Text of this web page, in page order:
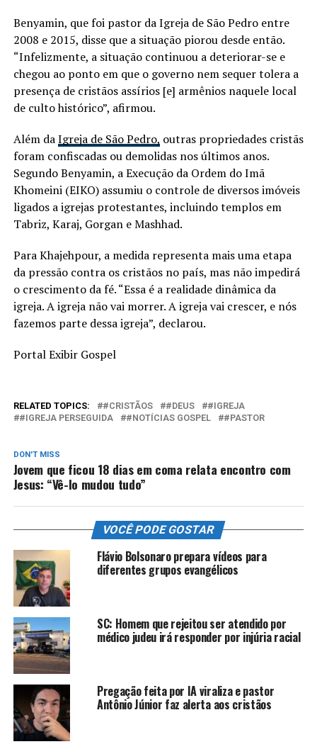
Benyamin, que foi pastor da Igreja de São Pedro entre
2008 e 2015, disse que a situação piorou desde então.
“Infelizmente, a situação continuou a deteriorar-se e
chegou ao ponto em que o governo nem sequer tolera a
presença de cristãos assírios [e] armênios naquele local
de culto histórico”, afirmou.
Além daIgreja de São Pedro, outras propriedades cristãs
foram confiscadas ou demolidas nos últimos anos.
Segundo Benyamin, a Execução da Ordem do Imã
Khomeini (EIKO) assumiu o controle de diversos imóveis
ligados a igrejas protestantes, incluindo templos em
Tabriz, Karaj, Gorgan e Mashhad.
Para Khajehpour, a medida representa mais uma etapa
da pressão contra os cristãos no país, mas não impedirá
o crescimento da fé. “Essa é a realidade dinâmica da
igreja. A igreja não vai morrer. A igreja vai crescer, e nós
fazemos parte dessa igreja”, declarou.
Portal Exibir Gospel
RELATED TOPICS: #CRISTÃOS #DEUS
#IGREJA
#IGREJA PERSEGUIDA
#NOTÍCIAS GOSPEL #PASTOR
DON'T MISS
Jovem que ficou 18 dias em coma relata encontro com
Jesus: “Vê-lo mudou tudo”
VOCÊ PODE GOSTAR
Flávio Bolsonaro prepara vídeos para
diferentes grupos evangélicos
SC: Homem que rejeitou ser atendido por
médico judeu irá responder por injúria racial
Pregação feita por IA viraliza e pastor
Antônio Júnior faz alerta aos cristãos